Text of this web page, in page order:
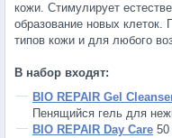
кожи. Стимулирует
образование новых клеток.
типов кожи и для любого
В набор входят:
BIO REPAIR Gel
Пенящийся гель для
BIO REPAIR Day Care